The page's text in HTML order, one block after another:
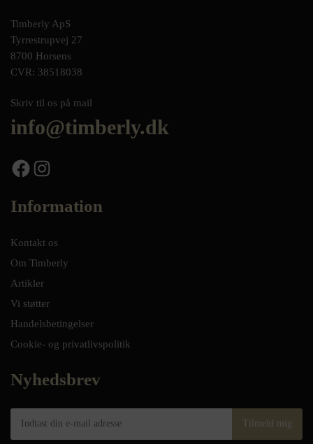
Timberly ApS
Tyrrestrupvej 27
8700 Horsens
CVR: 38518038
Skriv til os på mail
info@timberly.dk
Facebook Instagram
Information
Kontakt os
Om Timberly
Artikler
Vi støtter
Handelsbetingelser
Cookie- og privatlivspolitik
Nyhedsbrev